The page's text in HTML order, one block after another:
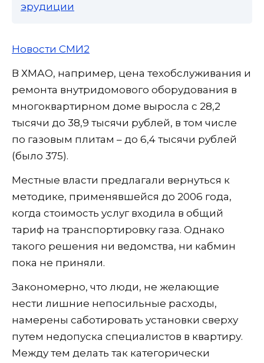
эрудиции
Новости СМИ2
В ХМАО, например, цена техобслуживания и
ремонта внутридомового оборудования в
многоквартирном доме выросла с 28,2
тысячи до 38,9 тысячи рублей, в том числе
по газовым плитам – до 6,4 тысячи рублей
(было 375).
Местные власти предлагали вернуться к
методике, применявшейся до 2006 года,
когда стоимость услуг входила в общий
тариф на транспортировку газа. Однако
такого решения ни ведомства, ни кабмин
пока не приняли.
Закономерно, что люди, не желающие
нести лишние непосильные расходы,
намерены саботировать установки сверху
путем недопуска специалистов в квартиру.
Между тем делать так категорически